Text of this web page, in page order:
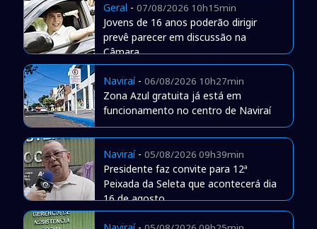
Geral - 07/08/2026 10h15min
Jovens de 16 anos poderão dirigir
prevê parecer em discussão na
Câmara
Naviraí- 06/08/2026 10h27min
Zona Azul gratuita já está em
funcionamento no centro de Naviraí
Naviraí- 05/08/2026 09h39min
Presidente faz convite para 12ª
Peixada da Seleta que acontecerá dia
16 de agosto